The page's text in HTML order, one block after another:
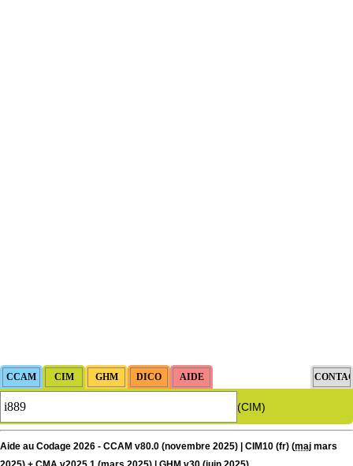
(CIM)
Aide au Codage 2026 - CCAM v80.0 (novembre 2025) | CIM10 (fr) (maj mars